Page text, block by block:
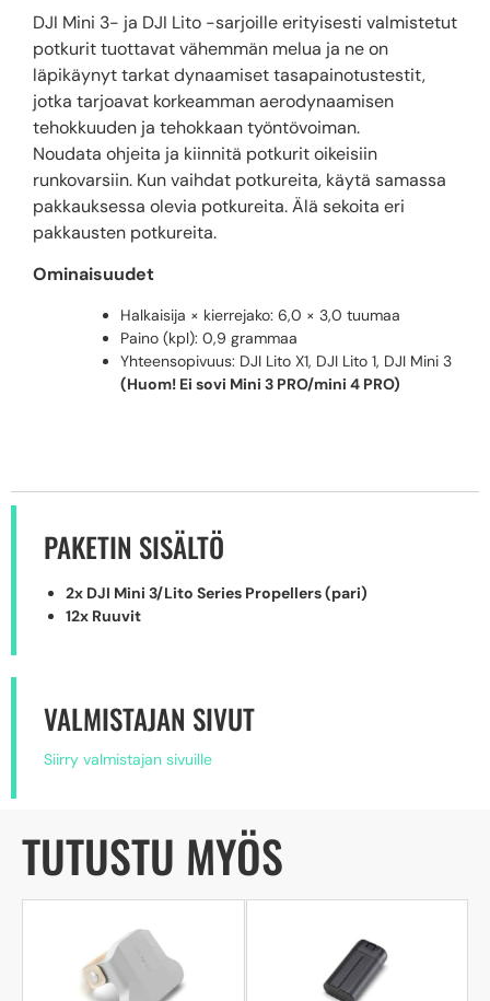
DJI Mini 3- ja DJI Lito -sarjoille erityisesti valmistetut
potkurit tuottavat vähemmän melua ja ne on
läpikäynyt tarkat dynaamiset tasapainotustestit,
jotka tarjoavat korkeamman aerodynaamisen
tehokkuuden ja tehokkaan työntövoiman.
Noudata ohjeita ja kiinnitä potkurit oikeisiin
runkovarsiin. Kun vaihdat potkureita, käytä samassa
pakkauksessa olevia potkureita. Älä sekoita eri
pakkausten potkureita.
Ominaisuudet
Halkaisija × kierrejako: 6,0 × 3,0 tuumaa
Paino (kpl): 0,9 grammaa
Yhteensopivuus: DJI Lito X1, DJI Lito 1, DJI Mini 3
(Huom! Ei sovi Mini 3 PRO/mini 4 PRO)
PAKETIN SISÄLTÖ
2x DJI Mini 3/Lito Series Propellers (pari)
12x Ruuvit
VALMISTAJAN SIVUT
Siirry valmistajan sivuille
TUTUSTU MYÖS